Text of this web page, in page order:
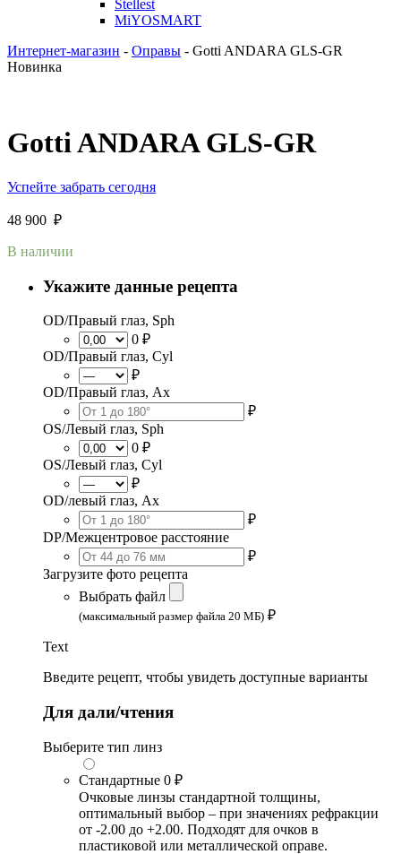
Stellest
MiYOSMART
Интернет-магазин - Оправы - Gotti ANDARA GLS-GR
Новинка
Gotti ANDARA GLS-GR
Успейте забрать сегодня
48 900 ₽
В наличии
Укажите данные рецепта
OD/Правый глаз, Sph
0 ₽
OD/Правый глаз, Cyl
₽
OD/Правый глаз, Ax
₽
OS/Левый глаз, Sph
0 ₽
OS/Левый глаз, Cyl
₽
OD/левый глаз, Ax
₽
DP/Межцентровое расстояние
₽
Загрузите фото рецепта
Выбрать файл
(максимальный размер файла 20 МБ) ₽
Text
Введите рецепт, чтобы увидеть доступные варианты
Для дали/чтения
Выберите тип линз
Стандартные 0 ₽
Очковые линзы стандартной толщины,
оптимальный выбор – при значениях рефракции
от -2.00 до +2.00. Подходят для очков в
пластиковой или металлической оправе.